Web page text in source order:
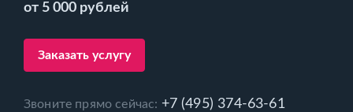
от 5 000 рублей
Заказать услугу
Звоните прямо сейчас: +7 (495) 374-63-61